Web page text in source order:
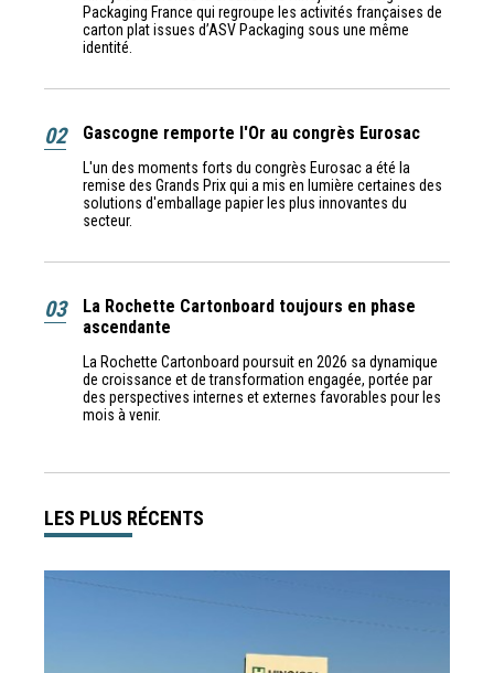
Packaging France qui regroupe les activités françaises de
carton plat issues d’ASV Packaging sous une même
identité.
02 Gascogne remporte l'Or au congrès Eurosac
L'un des moments forts du congrès Eurosac a été la
remise des Grands Prix qui a mis en lumière certaines des
solutions d'emballage papier les plus innovantes du
secteur.
03
La Rochette Cartonboard toujours en phase
ascendante
La Rochette Cartonboard poursuit en 2026 sa dynamique
de croissance et de transformation engagée, portée par
des perspectives internes et externes favorables pour les
mois à venir.
LES PLUS RÉCENTS